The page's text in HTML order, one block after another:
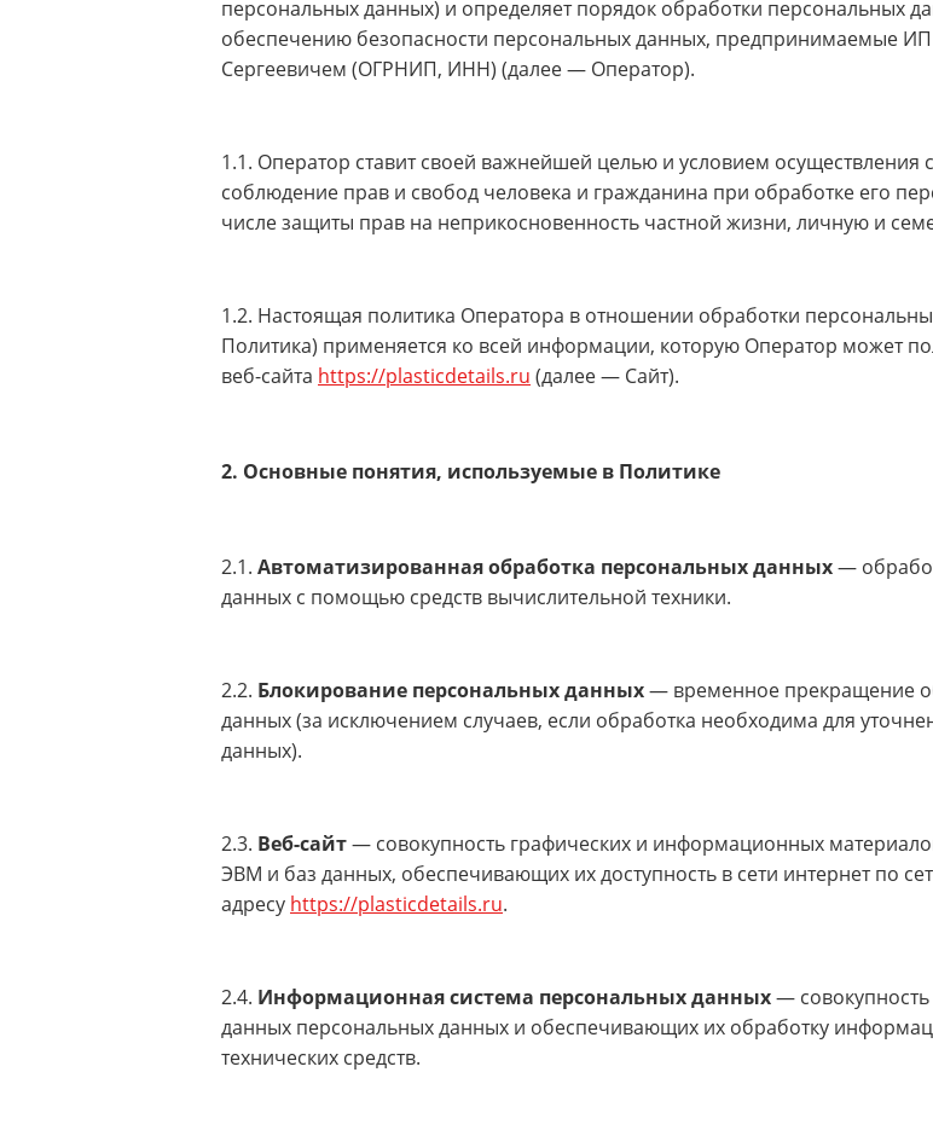
персональных данных) и определяет порядок обработки персональных
обеспечению безопасности персональных данных, предпринимаемые
Сергеевичем (ОГРНИП, ИНН) (далее — Оператор).
1.1. Оператор ставит своей важнейшей целью и условием осуществления
соблюдение прав и свобод человека и гражданина при обработке его
числе защиты прав на неприкосновенность частной жизни, личную и
1.2. Настоящая политика Оператора в отношении обработки
Политика) применяется ко всей информации, которую Оператор может
веб-сайта https://plasticdetails.ru (далее — Сайт).
2. Основные понятия, используемые в Политике
2.1. Автоматизированная обработка персональных данных—
данных с помощью средств вычислительной техники.
2.2. Блокирование персональных данных— временное прекращение
данных (за исключением случаев, если обработка необходима для
данных).
2.3. Веб-сайт— совокупность графических и информационных
ЭВМ и баз данных, обеспечивающих их доступность в сети интернет по
адресу https://plasticdetails.ru.
2.4. Информационная система персональных данных—
данных персональных данных и обеспечивающих их обработку
технических средств.